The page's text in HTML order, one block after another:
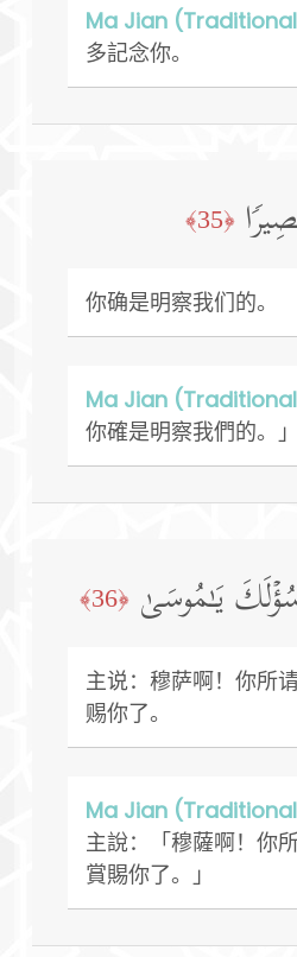
Ma Jian
多記念你。
﴿35﴾
你确是明察我们的。
Ma Jian
你確是明察我們的。」
یَـٰمُوسَىٰ ﴿36﴾
主说：穆萨啊！你所
赐你了。
Ma Jian
主說：「穆薩啊！你
賞賜你了。」